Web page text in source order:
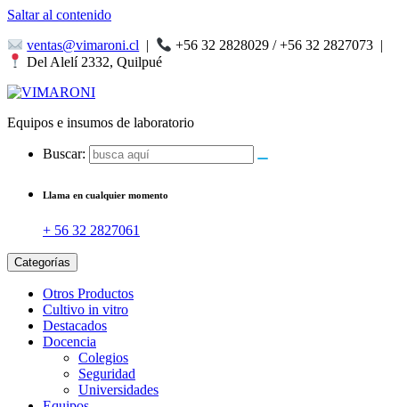
Saltar al contenido
ventas@vimaroni.cl | +56 32 2828029 / +56 32 2827073 |
Del Alelí 2332, Quilpué
Equipos e insumos de laboratorio
Buscar:
Llama en cualquier momento
+ 56 32 2827061
Categorías
Otros Productos
Cultivo in vitro
Destacados
Docencia
Colegios
Seguridad
Universidades